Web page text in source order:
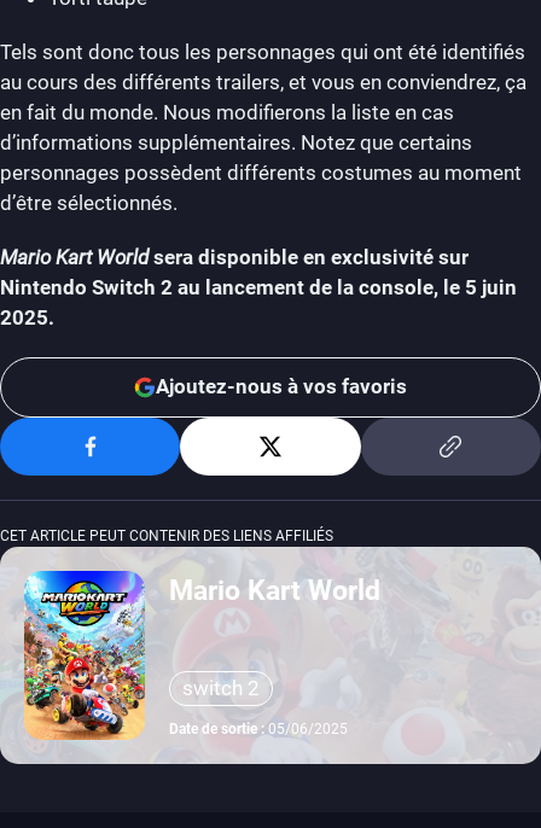
Tels sont donc tous les personnages qui ont été identifiés
au cours des différents trailers, et vous en conviendrez, ça
en fait du monde. Nous modifierons la liste en cas
d’informations supplémentaires. Notez que certains
personnages possèdent différents costumes au moment
d’être sélectionnés.
Mario Kart Worldsera disponible en exclusivité sur
Nintendo Switch 2 au lancement de la console, le 5 juin
2025.
Ajoutez-nous à vos favoris
CET ARTICLE PEUT CONTENIR DES LIENS AFFILIÉS
Mario Kart World
switch 2
Date de sortie : 05/06/2025